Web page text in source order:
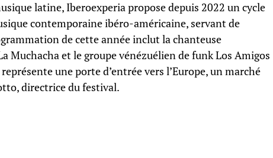
latine, Iberoexperia propose depuis 2022 un cycle
contemporaine ibéro-américaine, servant de
de cette année inclut la chanteuse
Muchacha et le groupe vénézuélien de funk Los Amigos
une porte d’entrée vers l’Europe, un marché
directrice du festival.